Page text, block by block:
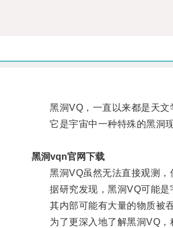
黑洞VQ，一直以来都是天文
它是宇宙中一种特殊的黑洞现
黑洞vqn官网下载
黑洞VQ虽然无法直接观测，
据研究发现，黑洞VQ可能是
其内部可能有大量的物质被吞
为了更深入地了解黑洞VQ，